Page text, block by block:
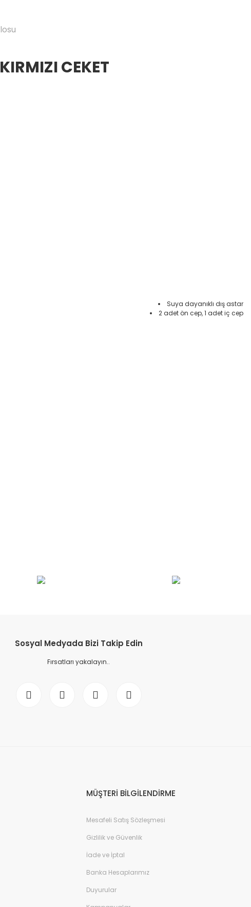
CEKET
Suya dayanıklı dış astar
2 adet ön cep, 1 adet iç cep
Sosyal Medyada Bizi Takip Edin
Fırsatları yakalayın..
MÜŞTERİ BİLGİLENDİRME
Mesafeli Satış Sözleşmesi
Gizlilik ve Güvenlik
İade ve İptal
Banka Hesaplarımız
Duyurular